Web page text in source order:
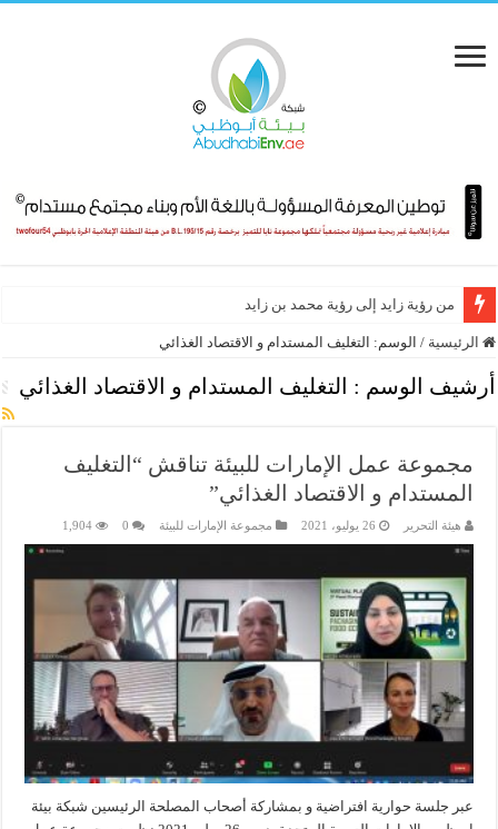
من رؤية زايد إلى رؤية محمد بن زايد
الرئيسية / الوسم: التغليف المستدام و الاقتصاد الغذائي
أرشيف الوسم : التغليف المستدام و الاقتصاد الغذائي
مجموعة عمل الإمارات للبيئة تناقش “التغليف
المستدام و الاقتصاد الغذائي”
هيئة التحرير 26 يوليو، 2021 مجموعة الإمارات للبيئة 0
1,904
عبر جلسة حوارية افتراضية و بمشاركة أصحاب المصلحة الرئيسين شبكة بيئة